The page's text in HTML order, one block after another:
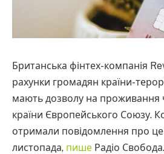
Британська фінтех-компанія
рахунки громадян країни-
мають дозволу на проживання
країни Європейського Союзу.
отримали повідомлення про це
листопада, пише Радіо Свобода.